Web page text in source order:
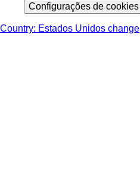
Configurações de cookies
Country: Estados Unidos change